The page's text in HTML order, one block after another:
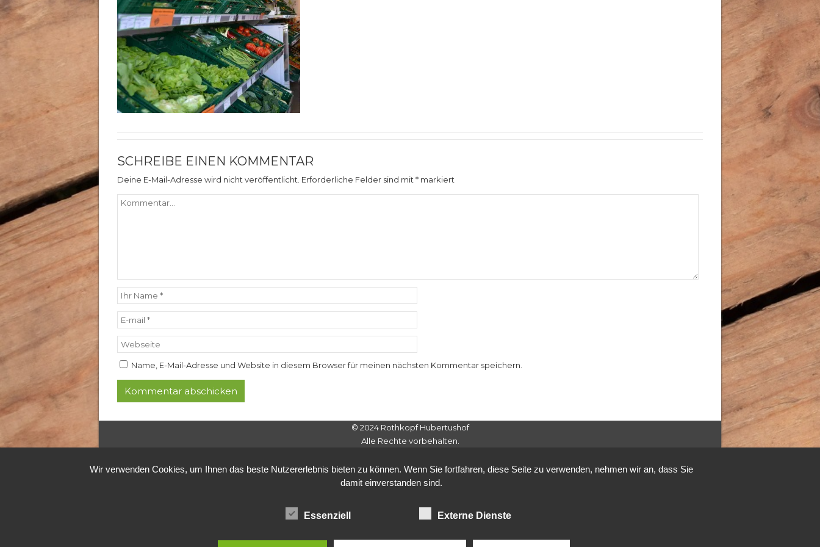
SCHREIBE EINEN KOMMENTAR
Deine E-Mail-Adresse wird nicht veröffentlicht. Erforderliche Felder sind mit* markiert
Name, E-Mail-Adresse und Website in diesem Browser für meinen nächsten Kommentar speichern.
© 2024 Rothkopf Hubertushof
Alle Rechte vorbehalten.
Wir verwenden Cookies, um Ihnen das beste Nutzererlebnis bieten zu können. Wenn Sie fortfahren, diese Seite zu verwenden, nehmen wir an, dass Sie
damit einverstanden sind.
Essenziell Externe Dienste